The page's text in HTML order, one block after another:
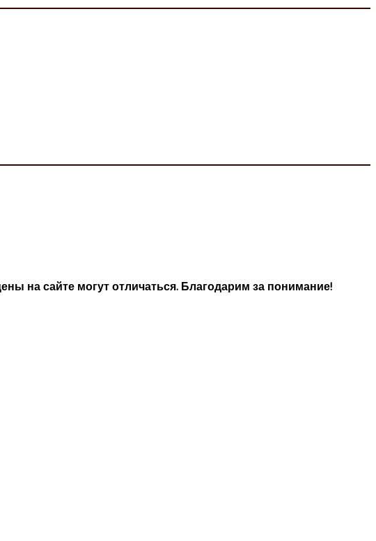
на сайте могут отличаться. Благодарим за понимание!